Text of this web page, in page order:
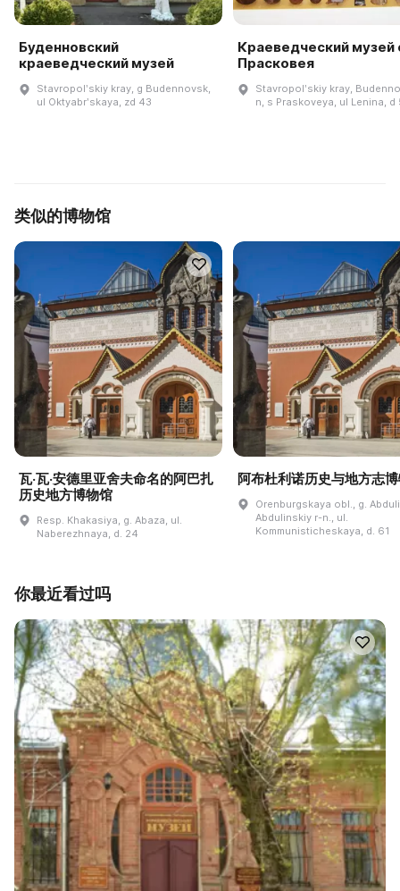
Буденновский
краеведческий музей
Stavropolʹskiy kray, g Budennovsk,
ul Oktyabrʹskaya, zd 43
Краеведческий музей
Прасковея
Stavropolʹskiy kray,
n, s Praskoveya, ul Lenina, d
类似的博物馆
瓦·瓦·安德里亚舍夫命名的阿巴扎
历史地方博物馆
Resp. Khakasiya, g. Abaza, ul.
Naberezhnaya, d. 24
阿布杜利诺历史与地方志
Orenburgskaya obl., g.
Abdulinskiy r-n., ul.
Kommunisticheskaya, d. 61
你最近看过吗